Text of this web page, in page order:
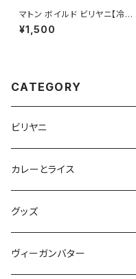
マトン ボイルド ビリヤニ【冷凍
便】
¥1,500
CATEGORY
ビリヤニ
カレーとライス
グッズ
半袖Tシャツ
ヴィーガンバター